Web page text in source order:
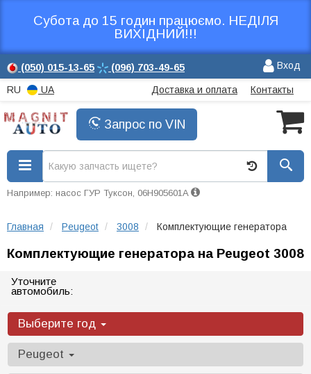
Субота до 15 годин працюємо. НЕДІЛЯ
ВИХІДНИЙ!!!
(050) 015-13-65 (096) 703-49-65 Вход
RU UA Доставка и оплата Контакты
Запрос по VIN
Например: насос ГУР Туксон, 06H905601A
Главная Peugeot 3008 Комплектующие генератора
Комплектующие генератора на Peugeot 3008
Уточните
автомобиль:
Выберите год
Peugeot